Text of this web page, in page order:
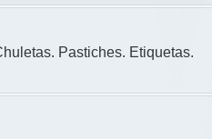
Pastiches. Etiquetas.